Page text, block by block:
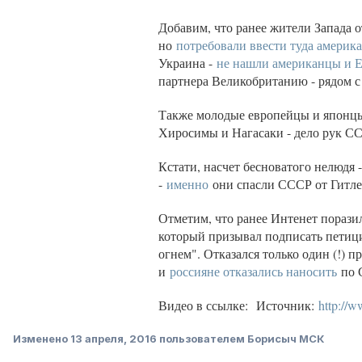
Добавим, что ранее жители Запада
но потребовали ввести туда
Украина - не нашли американцы и
партнера Великобританию - рядом
Также молодые европейцы и
Хиросимы и Нагасаки - дело рук
Кстати, насчет бесноватого
- именно они спасли СССР от
Отметим, что ранее Интенет
который призывал подписать
огнем". Отказался только один (!)
и россияне отказались наносить по
Видео в ссылке: Источник: http://
Изменено 13 апреля, 2016 пользователем Борисыч МСК